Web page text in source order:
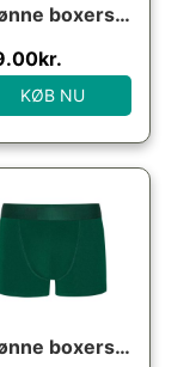
Grønne boxershorts (bambus), str. XL
kr.
KØB NU
Grønne boxershorts (bambus), str. large